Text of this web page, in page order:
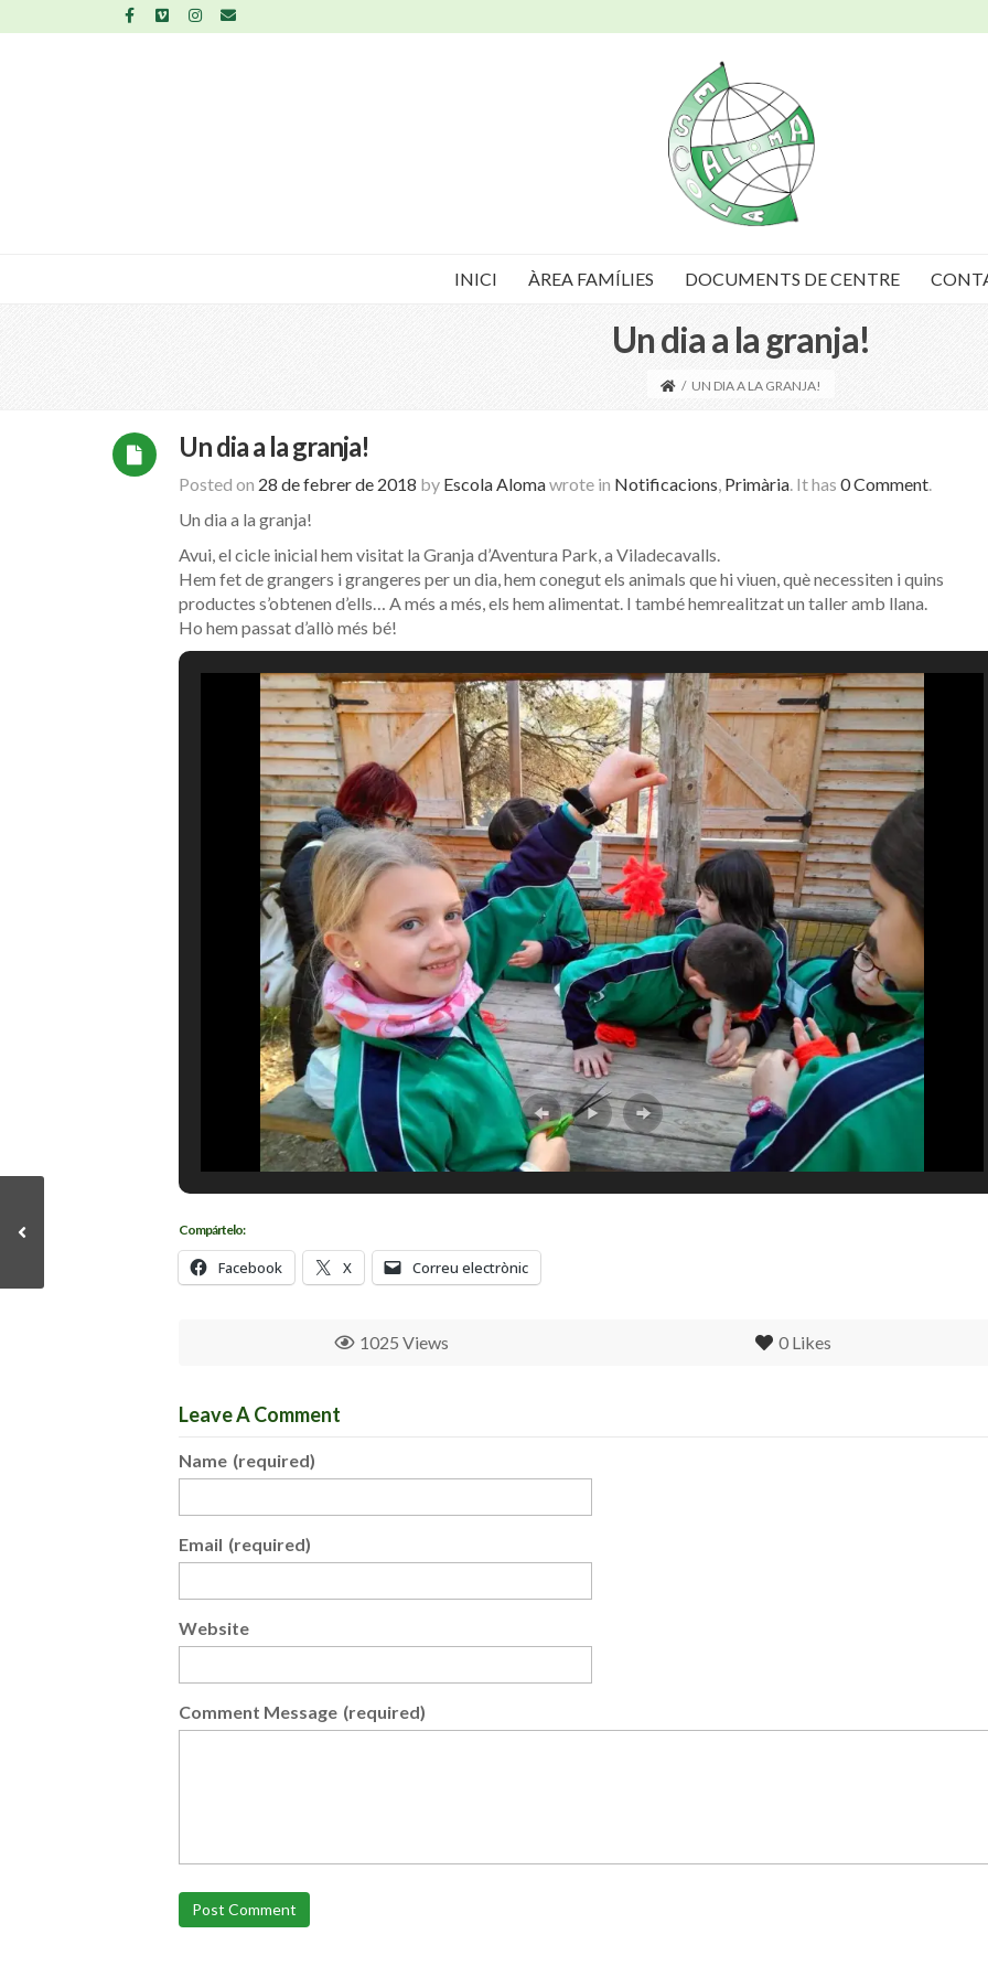
INICI ÀREA FAMÍLIES DOCUMENTS DE CENTRE
Un dia a la granja!
/ UN DIA A LA GRANJA!
Un dia a la granja!
Posted on 28 de febrer de 2018 by Escola Alomawrote in Notificacions, Primària. It has 0 Comment.
Un dia a la granja!
Avui, el cicle inicial hem visitat la Granja d’Aventura Park, a Viladecavalls.
Hem fet de grangers i grangeres per un dia, hem conegut els animals que hi viuen, què necessiten i quins
productes s’obtenen d’ells… A més a més, els hem alimentat. I també hemrealitzat un taller amb llana.
Ho hem passat d’allò més bé!
Compártelo:
Facebook X Correu electrònic
0 Likes
1025 Views
Leave A Comment
Name (required)
Email (required)
Website
Comment Message (required)
Post Comment